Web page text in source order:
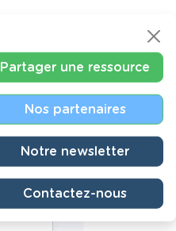
Partager une ressource
Nos partenaires
Notre newsletter
Contactez-nous